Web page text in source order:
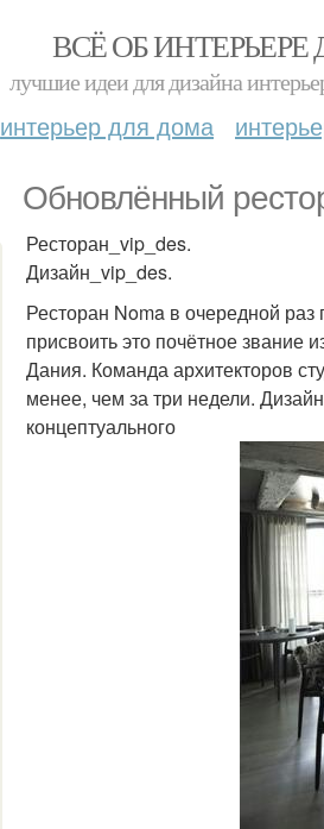
ВСЁ ОБ
лучшие идеи для дизайна
интерьер для дома
Обновлённый
Ресторан_vip_des.
Дизайн_vip_des.
Ресторан Noma в очередной
присвоить это почётное звание
Дания. Команда архитекторов
менее, чем за три недели.
концептуального